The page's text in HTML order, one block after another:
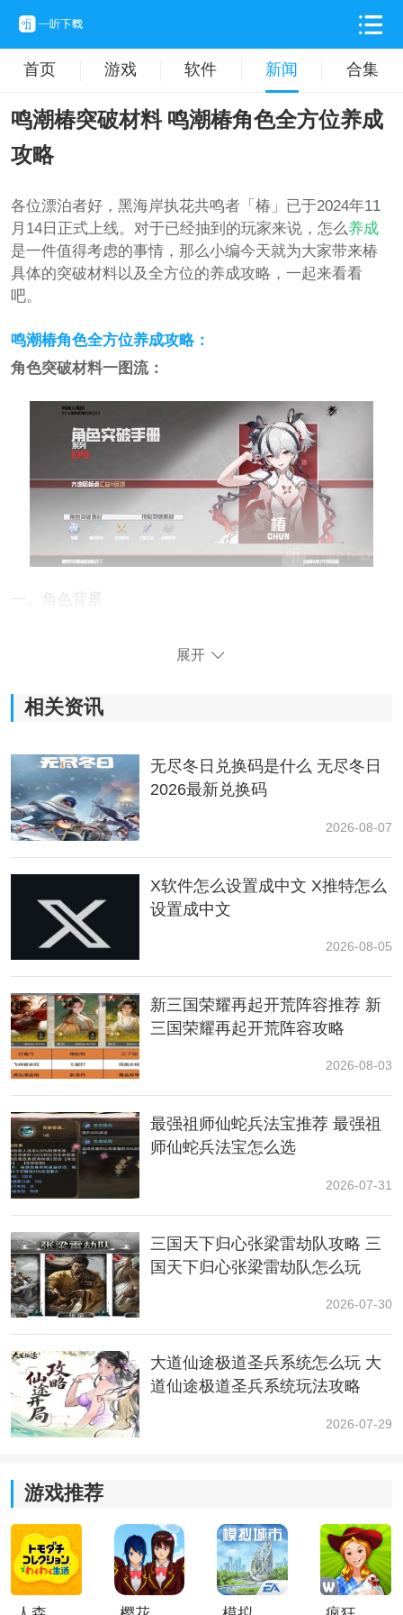
首页 游戏 软件 新闻 合集
鸣潮椿突破材料 鸣潮椿角色全方位养成
攻略
各位漂泊者好， 黑海岸执花共鸣者「椿」已于2024年11
月14日正式上线。 对于已经抽到的玩家来说，怎么养成
是一件值得考虑的事情，那么小编今天就为大家带来椿
具体的突破材料以及全方位的养成攻略，一起来看看
吧。
鸣潮椿角色全方位养成攻略：
角色突破材料一图流：
才。忠于自我，不遥望过去未来，只专注享受此时此刻
二、角色强度及定位
共鸣者「椿」是位长轴战场主C，手法和操作与「忌炎」
类似。低命持平今汐，满命略微超越，对群专攻，不适
合大世界。
她的的强度很强，保底也会有「忌炎」或者「相里要」
的水平，所以抽取优先级也会大于他们。
在配队方面，相比于其他主C，「椿」的配队较为容易，
目前来看，她与守岸人和散华比较适配。
三、抽取建议
1.xp党
时候，啪地一声，整朵花直接坠落，要么完完整整地落
下，要么摔一地的花瓣。
花的生命里好像没有枯萎。
俗： 倒吊单腿透肉白丝白毛病娇！神经质，芭蕾，束
缚，绳吊，乳上开花，xp大集合！看完椿演示的不搞老
北京鸡肉卷的也是厉害，还有第二阶段红椿？没事，椿
无论召唤出多少花我都会把椿的所有花蕊全部灌满！
展开
相关资讯
无尽冬日兑换码是什么 无尽冬日
2026最新兑换码
2026-08-07
X软件怎么设置成中文 X推特怎么
设置成中文
2026-08-05
新三国荣耀再起开荒阵容推荐 新
三国荣耀再起开荒阵容攻略
2026-08-03
最强祖师仙蛇兵法宝推荐 最强祖
师仙蛇兵法宝怎么选
2026-07-31
三国天下归心张梁雷劫队攻略 三
国天下归心张梁雷劫队怎么玩
2026-07-30
大道仙途极道圣兵系统怎么玩 大
道仙途极道圣兵系统玩法攻略
2026-07-29
游戏推荐